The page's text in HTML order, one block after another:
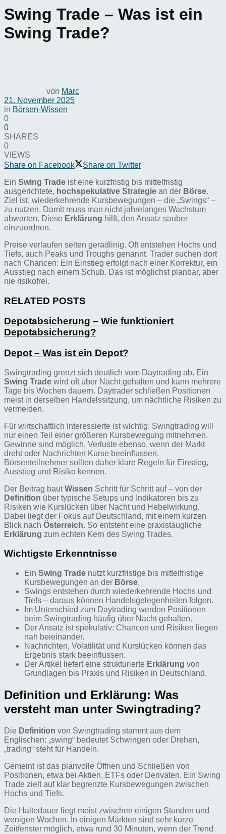
Swing Trade – Was ist ein
Swing Trade?
von Marc
21. November 2025
in Börsen-Wissen
0
0
SHARES
0
VIEWS
Share on Facebook
Share on Twitter
Ein Swing Trade ist eine kurzfristig bis mittelfristig
ausgerichtete, hochspekulative Strategie an der Börse.
Ziel ist, wiederkehrende Kursbewegungen – die „Swings“ –
zu nutzen. Damit muss man nicht jahrelanges Wachstum
abwarten. Diese Erklärung hilft, den Ansatz sauber
einzuordnen.
Preise verlaufen selten geradlinig. Oft entstehen Hochs und
Tiefs, auch Peaks und Troughs genannt. Trader suchen dort
nach Chancen: Ein Einstieg erfolgt nach einer Korrektur, ein
Ausstieg nach einem Schub. Das ist möglichst planbar, aber
nie risikofrei.
RELATED POSTS
Depotabsicherung – Wie funktioniert
Depotabsicherung?
Depot – Was ist ein Depot?
Swingtrading grenzt sich deutlich vom Daytrading ab. Ein
Swing Trade wird oft über Nacht gehalten und kann mehrere
Tage bis Wochen dauern. Daytrader schließen Positionen
meist in derselben Handelssitzung, um nächtliche Risiken zu
vermeiden.
Für wirtschaftlich Interessierte ist wichtig: Swingtrading will
nur einen Teil einer größeren Kursbewegung mitnehmen.
Gewinne sind möglich, Verluste ebenso, wenn der Markt
dreht oder Nachrichten Kurse beeinflussen.
Börsenteilnehmer sollten daher klare Regeln für Einstieg,
Ausstieg und Risiko kennen.
Der Beitrag bautWissen Schritt für Schritt auf – von der
Definition über typische Setups und Indikatoren bis zu
Risiken wie Kurslücken über Nacht und Hebelwirkung.
Dabei liegt der Fokus auf Deutschland, mit einem kurzen
Blick nach Österreich. So entsteht eine praxistaugliche
Erklärung zum echten Kern des Swing Trades.
Wichtigste Erkenntnisse
Ein Swing Trade nutzt kurzfristige bis mittelfristige
Kursbewegungen an der Börse.
Swings entstehen durch wiederkehrende Hochs und
Tiefs – daraus können Handelsgelegenheiten folgen.
Im Unterschied zum Daytrading werden Positionen
beim Swingtrading häufig über Nacht gehalten.
Der Ansatz ist spekulativ: Chancen und Risiken liegen
nah beieinander.
Nachrichten, Volatilität und Kurslücken können das
Ergebnis stark beeinflussen.
Der Artikel liefert eine strukturierte Erklärung von
Grundlagen bis Praxis und Risiken in Deutschland.
Definition und Erklärung: Was
versteht man unter Swingtrading?
Die Definition von Swingtrading stammt aus dem
Englischen: „swing“ bedeutet Schwingen oder Drehen,
„trading“ steht für Handeln.
Gemeint ist das planvolle Öffnen und Schließen von
Positionen, etwa bei Aktien, ETFs oder Derivaten. Ein Swing
Trade zielt auf klar begrenzte Kursbewegungen zwischen
Hochs und Tiefs.
Die Haltedauer liegt meist zwischen einigen Stunden und
wenigen Wochen. In einigen Märkten sind sehr kurze
Zeitfenster möglich, etwa rund 30 Minuten, wenn der Trend